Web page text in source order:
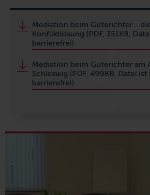
Mediation beim Güterichter -
Konfliktlösung (PDF, 351KB,
barrierefrei)
Mediation beim Güterichter am
Schleswig (PDF, 499KB, Datei
barrierefrei)